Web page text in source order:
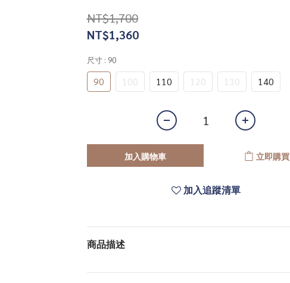
NT$1,700
NT$1,360
尺寸 : 90
90 100 110 120 130 140
加入購物車 立即購買
加入追蹤清單
商品描述